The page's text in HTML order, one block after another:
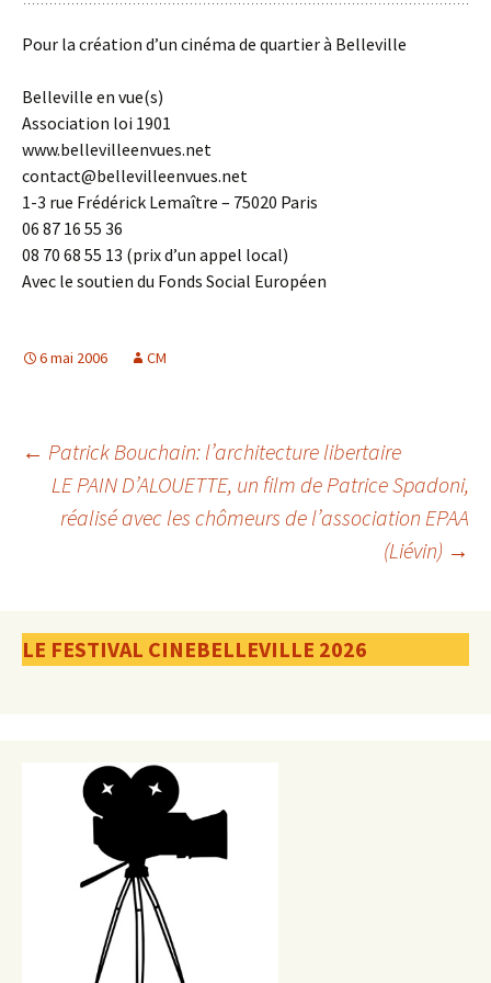
Pour la création d’un cinéma de quartier à Belleville
Belleville en vue(s)
Association loi 1901
www.bellevilleenvues.net
contact@bellevilleenvues.net
1-3 rue Frédérick Lemaître – 75020 Paris
06 87 16 55 36
08 70 68 55 13 (prix d’un appel local)
Avec le soutien du Fonds Social Européen
6 mai 2006 CM
Navigation
des
← Patrick Bouchain: l’architecture libertaire
LE PAIN D’ALOUETTE, un film de Patrice Spadoni,
réalisé avec les chômeurs de l’association EPAA
(Liévin) →
LE FESTIVAL CINEBELLEVILLE 2026